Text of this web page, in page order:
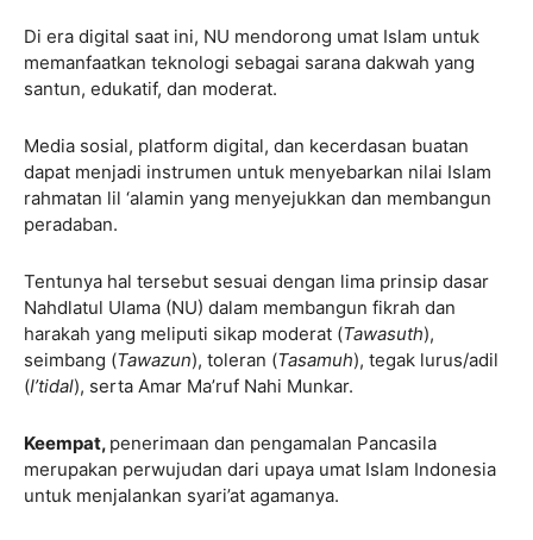
Di era digital saat ini, NU mendorong umat Islam untuk
memanfaatkan teknologi sebagai sarana dakwah yang
santun, edukatif, dan moderat.
Media sosial, platform digital, dan kecerdasan buatan
dapat menjadi instrumen untuk menyebarkan nilai Islam
rahmatan lil ‘alamin yang menyejukkan dan membangun
peradaban.
Tentunya hal tersebut sesuai dengan lima prinsip dasar
Nahdlatul Ulama (NU) dalam membangun fikrah dan
harakah yang meliputi sikap moderat (Tawasuth),
seimbang (Tawazun), toleran (Tasamuh), tegak lurus/adil
(I’tidal), serta Amar Ma’ruf Nahi Munkar.
Keempat, penerimaan dan pengamalan Pancasila
merupakan perwujudan dari upaya umat Islam Indonesia
untuk menjalankan syari’at agamanya.